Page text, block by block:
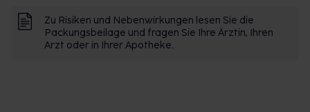
Zu Risiken und Nebenwirkungen lesen Sie die
Packungsbeilage und fragen Sie Ihre Ärztin, Ihren
Arzt oder in Ihrer Apotheke.